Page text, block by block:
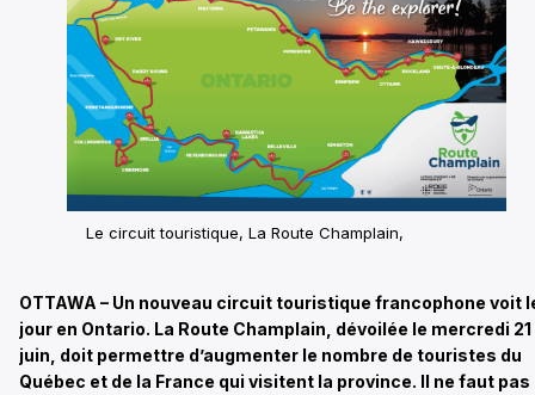
Le circuit touristique, La Route Champlain,
OTTAWA – Un nouveau circuit touristique francophone voit
jour en Ontario. La Route Champlain, dévoilée le mercredi 21
juin, doit permettre d’augmenter le nombre de touristes du
Québec et de la France qui visitent la province. Il ne faut pas